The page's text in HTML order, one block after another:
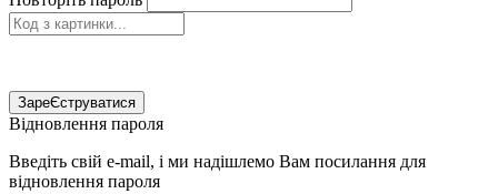
ЗареЄструватися
Відновлення пароля
Введіть свій e-mail, і ми надішлемо Вам посилання для
відновлення пароля